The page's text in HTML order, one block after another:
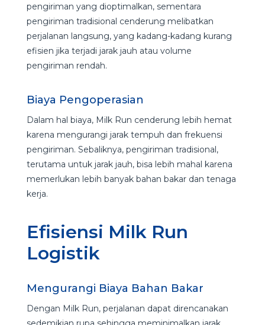
pengiriman yang dioptimalkan, sementara
pengiriman tradisional cenderung melibatkan
perjalanan langsung, yang kadang-kadang kurang
efisien jika terjadi jarak jauh atau volume
pengiriman rendah.
Biaya Pengoperasian
Dalam hal biaya, Milk Run cenderung lebih hemat
karena mengurangi jarak tempuh dan frekuensi
pengiriman. Sebaliknya, pengiriman tradisional,
terutama untuk jarak jauh, bisa lebih mahal karena
memerlukan lebih banyak bahan bakar dan tenaga
kerja.
Efisiensi Milk Run
Logistik
Mengurangi Biaya Bahan Bakar
Dengan Milk Run, perjalanan dapat direncanakan